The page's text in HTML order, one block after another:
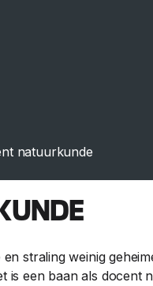
natuurkunde
straling weinig
is een baan als